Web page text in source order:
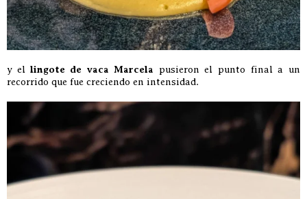
y el lingote de vaca Marcela pusieron el punto final a un
recorrido que fue creciendo en intensidad.